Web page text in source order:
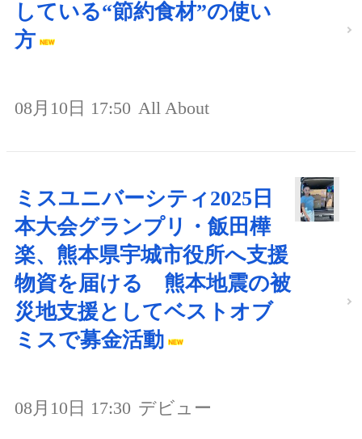
している“節約食材”の使い
方
08月10日 17:50 All About
ミスユニバーシティ2025日
本大会グランプリ・飯田樺
楽、熊本県宇城市役所へ支援
物資を届ける 熊本地震の被
災地支援としてベストオブ
ミスで募金活動
08月10日 17:30 デビュー